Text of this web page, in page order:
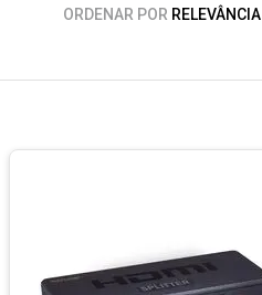
ORDENAR POR RELEVÂNCIA